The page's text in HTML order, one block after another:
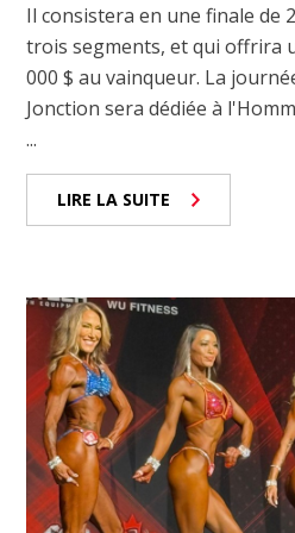
Il consistera en une finale de
trois segments, et qui offrira
000 $ au vainqueur. La
Jonction sera dédiée à
...
LIRE LA SUITE